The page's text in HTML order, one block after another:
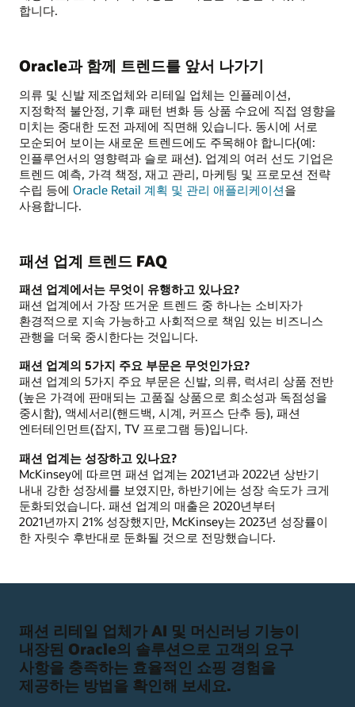
합니다.
Oracle과 함께 트렌드를 앞서 나가기
의류 및 신발 제조업체와 리테일 업체는 인플레이션,
지정학적 불안정, 기후 패턴 변화 등 상품 수요에 직접 영향을
미치는 중대한 도전 과제에 직면해 있습니다. 동시에 서로
모순되어 보이는 새로운 트렌드에도 주목해야 합니다(예:
인플루언서의 영향력과 슬로 패션). 업계의 여러 선도 기업은
트렌드 예측, 가격 책정, 재고 관리, 마케팅 및 프로모션 전략
수립 등에 Oracle Retail 계획 및 관리 애플리케이션을
사용합니다.
패션 업계 트렌드 FAQ
패션 업계에서는 무엇이 유행하고 있나요?
패션 업계에서 가장 뜨거운 트렌드 중 하나는 소비자가
환경적으로 지속 가능하고 사회적으로 책임 있는 비즈니스
관행을 더욱 중시한다는 것입니다.
패션 업계의 5가지 주요 부문은 무엇인가요?
패션 업계의 5가지 주요 부문은 신발, 의류, 럭셔리 상품 전반
(높은 가격에 판매되는 고품질 상품으로 희소성과 독점성을
중시함), 액세서리(핸드백, 시계, 커프스 단추 등), 패션
엔터테인먼트(잡지, TV 프로그램 등)입니다.
패션 업계는 성장하고 있나요?
McKinsey에 따르면 패션 업계는 2021년과 2022년 상반기
내내 강한 성장세를 보였지만, 하반기에는 성장 속도가 크게
둔화되었습니다. 패션 업계의 매출은 2020년부터
2021년까지 21% 성장했지만, McKinsey는 2023년 성장률이
한 자릿수 후반대로 둔화될 것으로 전망했습니다.
패션 리테일 업체가 AI 및 머신러닝 기능이
내장된 Oracle의 솔루션으로 고객의 요구
사항을 충족하는 효율적인 쇼핑 경험을
제공하는 방법을 확인해 보세요.